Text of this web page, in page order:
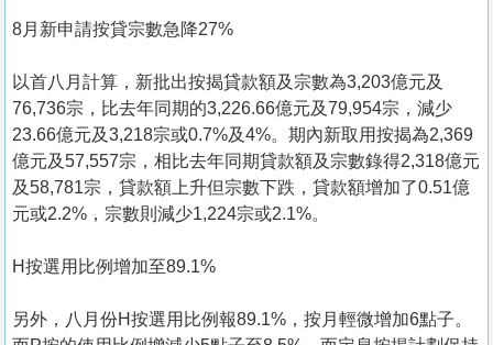
們
8月新申請按貸宗數急降27%
以首八月計算，新批出按揭貸款額及宗數為3,203億元及
76,736宗，比去年同期的3,226.66億元及79,954宗，減少
23.66億元及3,218宗或0.7%及4%。期內新取用按揭為2,369
億元及57,557宗，相比去年同期貸款額及宗數錄得2,318億元
及58,781宗，貸款額上升但宗數下跌，貸款額增加了0.51億
元或2.2%，宗數則減少1,224宗或2.1%。
H按選用比例增加至89.1%
另外，八月份H按選用比例報89.1%，按月輕微增加6點子。